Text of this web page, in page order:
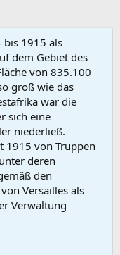
bis 1915 als
dem Gebiet des
von 835.100
groß wie das
war die
sich eine
niederließ.
1915 von Truppen
deren
den
Versailles als
Verwaltung